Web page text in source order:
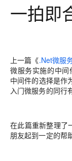
一拍即
上一篇《.Net微服
微服务实施的中间
中间件的选择是作
入门微服务的同行
在此篇重新整理了
朋友起到一定的帮